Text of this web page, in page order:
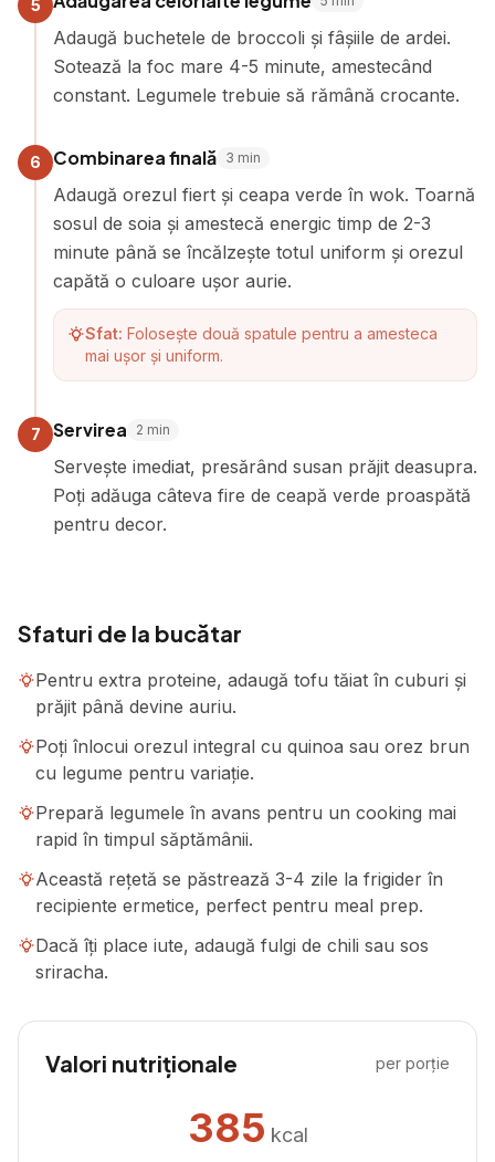
5
Adaugă buchetele de broccoli și fâșiile de ardei.
Sotează la foc mare 4-5 minute, amestecând
constant. Legumele trebuie să rămână crocante.
6 Combinarea finală 3 min
Adaugă orezul fiert și ceapa verde în wok. Toarnă
sosul de soia și amestecă energic timp de 2-3
minute până se încălzește totul uniform și orezul
capătă o culoare ușor aurie.
Sfat: Folosește două spatule pentru a amesteca
mai ușor și uniform.
7 Servirea 2 min
Servește imediat, presărând susan prăjit deasupra.
Poți adăuga câteva fire de ceapă verde proaspătă
pentru decor.
Sfaturi de la bucătar
Pentru extra proteine, adaugă tofu tăiat în cuburi și
prăjit până devine auriu.
Poți înlocui orezul integral cu quinoa sau orez brun
cu legume pentru variație.
Prepară legumele în avans pentru un cooking mai
rapid în timpul săptămânii.
Această rețetă se păstrează 3-4 zile la frigider în
recipiente ermetice, perfect pentru meal prep.
Dacă îți place iute, adaugă fulgi de chili sau sos
sriracha.
Valori nutriționale per porție
385 kcal